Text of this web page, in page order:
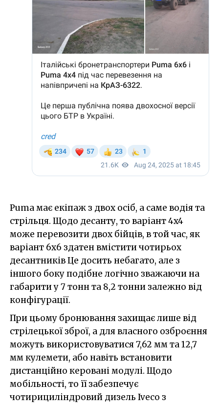
Puma має екіпаж з двох осіб, а саме водія та
стрільця. Щодо десанту, то варіант 4x4
може перевозити двох бійців, в той час, як
варіант 6x6 здатен вмістити чотирьох
десантників Це досить небагато, але з
іншого боку подібне логічно зважаючи на
габарити у 7 тонн та 8,2 тонни залежно від
конфігурації.
При цьому бронювання захищає лише від
стрілецької зброї, а для власного озброєння
можуть використовуватися 7,62 мм та 12,7
мм кулемети, або навіть встановити
дистанційно керовані модулі. Щодо
мобільності, то її забезпечує
чотирициліндровий дизель Iveco з